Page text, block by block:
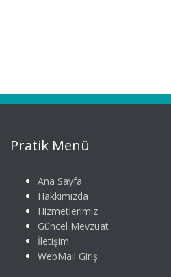
Pratik Menü
Ana Sayfa
Hakkımızda
Hizmetlerimiz
Güncel Mevzuat
İletişim
WebMail Giriş